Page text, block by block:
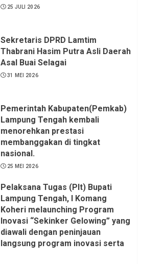
25 JULI 2026
Sekretaris DPRD Lamtim
Thabrani Hasim Putra Asli Daerah
Asal Buai Selagai
31 MEI 2026
Pemerintah Kabupaten(Pemkab)
Lampung Tengah kembali
menorehkan prestasi
membanggakan di tingkat
nasional.
25 MEI 2026
Pelaksana Tugas (Plt) Bupati
Lampung Tengah, I Komang
Koheri melaunching Program
Inovasi “Sekinker Gelowing” yang
diawali dengan peninjauan
langsung program inovasi serta